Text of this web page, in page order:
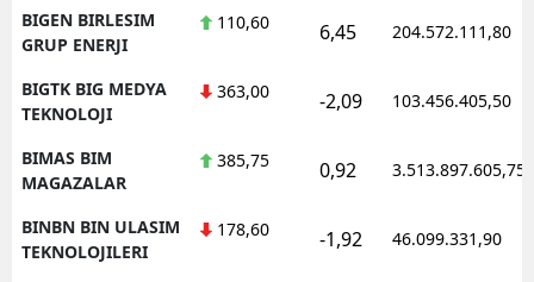
BIGEN BIRLESIM
GRUP ENERJI
110,60 6,45 204.572.111,80
BIGTK BIG MEDYA
TEKNOLOJI
363,00 -2,09 103.456.405,50
BIMAS BIM
MAGAZALAR
385,75 0,92 3.513.897.605,75
BINBN BIN ULASIM
TEKNOLOJILERI
178,60 -1,92 46.099.331,90